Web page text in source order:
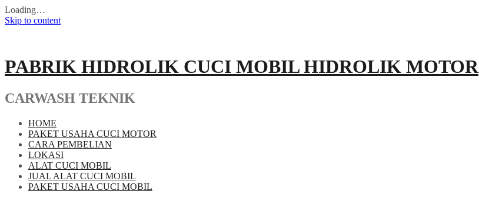
Loading…
Skip to content
PABRIK HIDROLIK CUCI MOBIL HIDROLIK MOTOR
CARWASH TEKNIK
HOME
PAKET USAHA CUCI MOTOR
CARA PEMBELIAN
LOKASI
ALAT CUCI MOBIL
JUAL ALAT CUCI MOBIL
PAKET USAHA CUCI MOBIL